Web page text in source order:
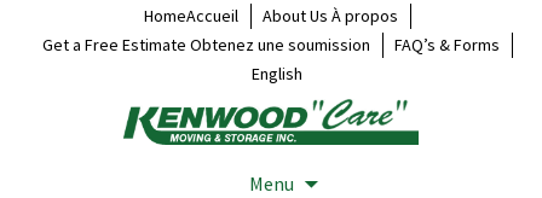
HomeAccueil
About Us À propos
Get a Free Estimate Obtenez une soumission
FAQ’s & Forms
English
Menu